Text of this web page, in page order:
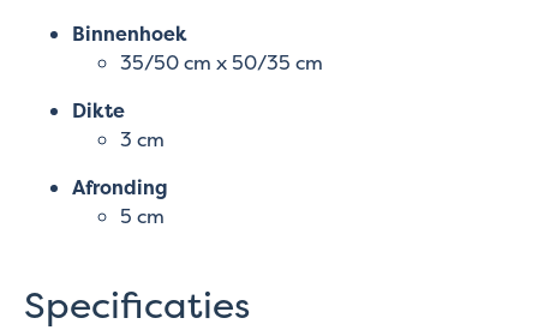
Binnenhoek
35/50 cm x 50/35 cm
Dikte
3 cm
Afronding
5 cm
Specificaties